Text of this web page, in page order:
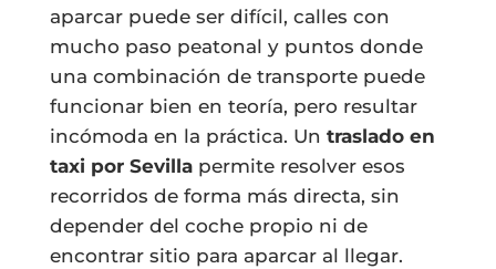
aparcar puede ser difícil, calles con
mucho paso peatonal y puntos donde
una combinación de transporte puede
funcionar bien en teoría, pero resultar
incómoda en la práctica. Un traslado en
taxi por Sevillapermite resolver esos
recorridos de forma más directa, sin
depender del coche propio ni de
encontrar sitio para aparcar al llegar.